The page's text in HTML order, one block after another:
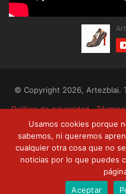
© Copyright 2026, Artezblai.
Política de privacidad
Envíos y
RSS
Usamos cookies porque
sabemos, ni queremos
cualquier otra cosa que no
noticias por lo que puedes
Aceptar